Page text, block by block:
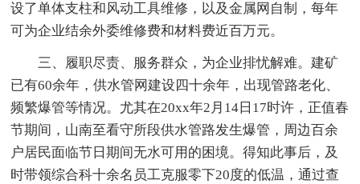
设了单体支柱和风动工具维修，以及金属网自制，每年
可为企业结余外委维修费和材料费近百万元。
三、履职尽责、服务群众，为企业排忧解难。建矿
已有60余年，供水管网建设四十余年，出现管路老化、
频繁爆管等情况。尤其在20xx年2月14日17时许，正值春
节期间，山南至看守所段供水管路发生爆管，周边百余
户居民面临节日期间无水可用的困境。得知此事后，及
时带领综合科十余名员工克服零下20度的低温，通过查